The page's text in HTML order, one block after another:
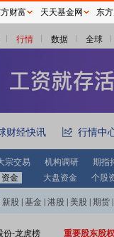
行情 数据 全球
财经快讯 行情中
宗交易 机构调研
期指
资金 大盘资金 个股
新股 基金 港股 美股 期货
份-龙虎榜 重要股东股
财富 天天基金网 东